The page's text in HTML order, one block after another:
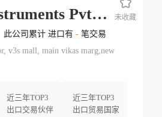
Deltech Instruments Pvt Ltd.
此公司累计 进口有 -笔交易
v3s mall, main vikas marg,new
近三年TOP3
出口交易伙伴
近三年TOP3
出口贸易国家
未收藏